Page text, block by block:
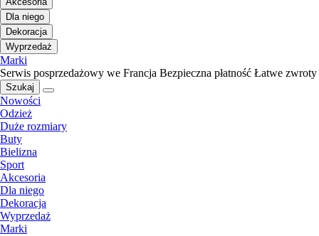
Dla niego
Dekoracja
Wyprzedaż
Marki
Serwis posprzedażowy we Francja Bezpieczna płatność Łatwe zwroty
Szukaj
Nowości
Odzież
Duże rozmiary
Buty
Bielizna
Sport
Akcesoria
Dla niego
Dekoracja
Wyprzedaż
Marki